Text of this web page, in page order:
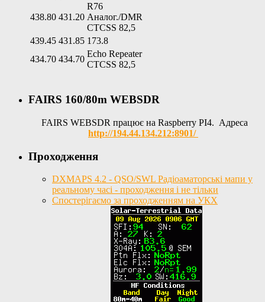
438.80 431.20
R76
Аналог./DMR
CTCSS 82,5
439.45 431.85 173.8
434.70 434.70
Echo Repeater
CTCSS 82,5
FAIRS 160/80m WEBSDR
FAIRS WEBSDR працює на Raspberry PI4. Адреса
http://194.44.134.212:8901/
Проходження
DXMAPS 4.2 - QSO/SWL Радіоаматорські мапи у
реальному часі - проходження і не тільки
Спостерігаємо за проходженням на УКХ